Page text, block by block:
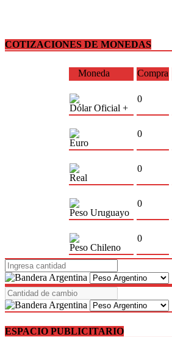
COTIZACIONES DE MONEDAS
Moneda Compra
Dólar Oficial +
0
Euro
0
Real
0
Peso Uruguayo
0
Peso Chileno
0
ESPACIO PUBLICITARIO